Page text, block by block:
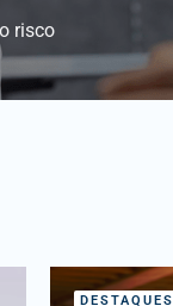
risco
DESTAQUES